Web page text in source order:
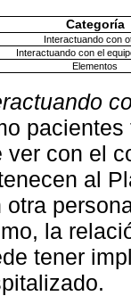
Categoría
Interactuando con
Interactuando con el
Elementos
ver con el
al
otra
la
tener